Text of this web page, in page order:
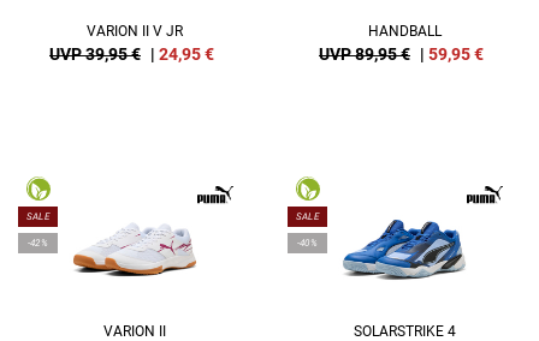
VARION II V JR
UVP 39,95 € | 24,95€
HANDBALL
UVP 89,95 € | 59,95€
SALE
-42%
VARION II
SALE
-40%
SOLARSTRIKE 4